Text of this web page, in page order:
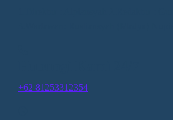
+62 81253312354